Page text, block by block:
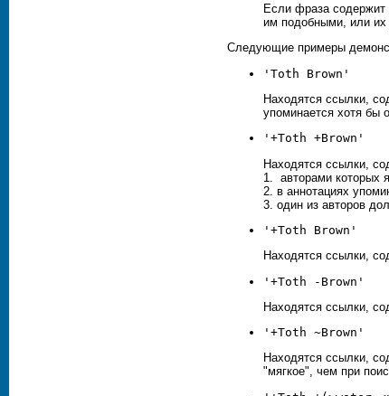
Если фраза содержит
им подобными, или их
Следующие примеры
'Toth Brown'
Находятся ссылки,
упоминается хотя бы
'+Toth +Brown '
Находятся ссылки,
1. авторами которых
2. в аннотациях
3. один из авторов
'+Toth Brown '
Находятся ссылки,
'+Toth - Brown '
Находятся ссылки,
'+Toth ~Brown '
Находятся ссылки,
"мягкое", чем при